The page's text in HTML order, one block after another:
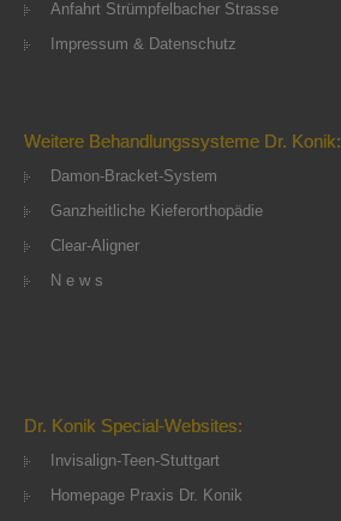
Anfahrt Strümpfelbacher Strasse
Impressum & Datenschutz
Weitere Behandlungssysteme Dr. Konik:
Damon-Bracket-System
Ganzheitliche Kieferorthopädie
Clear-Aligner
N e w s
Dr. Konik Special-Websites:
Invisalign-Teen-Stuttgart
Homepage Praxis Dr. Konik